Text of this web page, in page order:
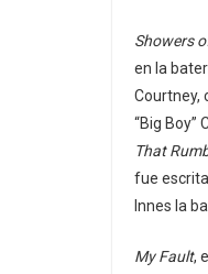
Showers
en la
Courtney,
“Big Boy”
That
fue
Innes la
My Fault,